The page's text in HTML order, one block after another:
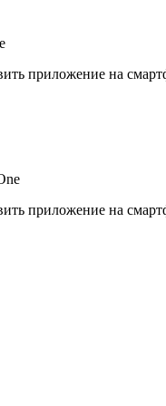
приложение на
приложение на